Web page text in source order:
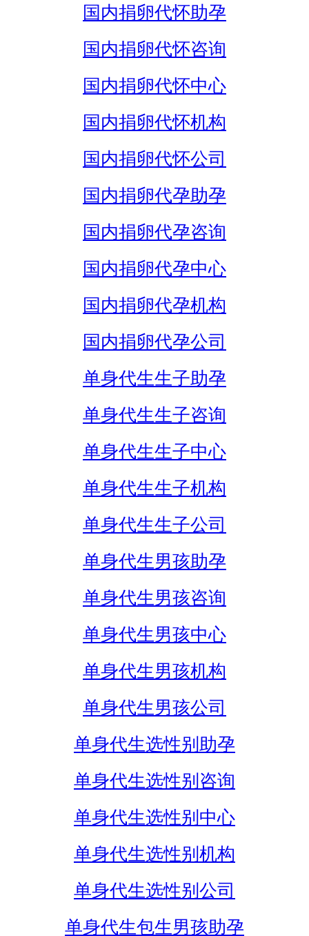
国内捐卵代怀助孕
国内捐卵代怀咨询
国内捐卵代怀中心
国内捐卵代怀机构
国内捐卵代怀公司
国内捐卵代孕助孕
国内捐卵代孕咨询
国内捐卵代孕中心
国内捐卵代孕机构
国内捐卵代孕公司
单身代生生子助孕
单身代生生子咨询
单身代生生子中心
单身代生生子机构
单身代生生子公司
单身代生男孩助孕
单身代生男孩咨询
单身代生男孩中心
单身代生男孩机构
单身代生男孩公司
单身代生选性别助孕
单身代生选性别咨询
单身代生选性别中心
单身代生选性别机构
单身代生选性别公司
单身代生包生男孩助孕